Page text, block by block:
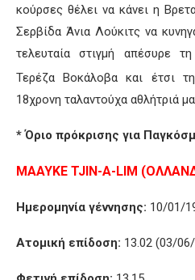
κούρσες θέλει να κάνει η
Σερβίδα Άνια Λούκιτς να
τελευταία στιγμή απέσυρε
Τερέζα Βοκάλοβα και έτσι
18χρονη ταλαντούχα αθλήτριά
* Όριο πρόκρισης για
MAAYKE TJIN-A-LIM (
Ημερομηνία γέννησης: 10/01/
Ατομική επίδοση: 13.02 (03/